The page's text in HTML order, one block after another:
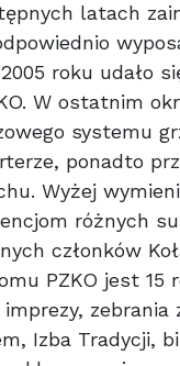
latach
roku udało
W ostatnim
systemu
ponadto
Wyżej
różnych
członków
PZKO jest 15
zebrania
Izba Tradycji,